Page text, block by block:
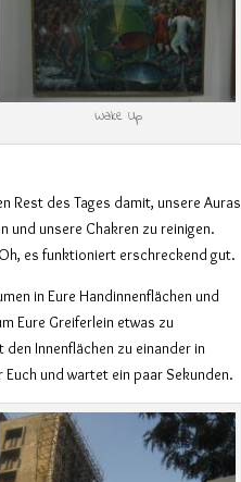
Wake Up
Rest des Tages damit, unsere Auras
und unsere Chakren zu reinigen.
es funktioniert erschreckend gut.
in Eure Handinnenflächen und
Eure Greiferlein etwas zu
Innenflächen zu einander in
und wartet ein paar Sekunden.